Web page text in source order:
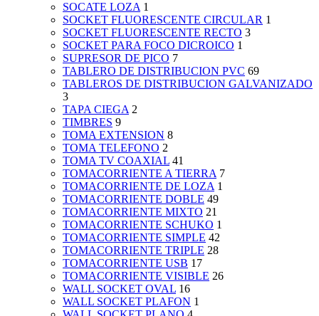
SOCATE LOZA 1
SOCKET FLUORESCENTE CIRCULAR 1
SOCKET FLUORESCENTE RECTO 3
SOCKET PARA FOCO DICROICO 1
SUPRESOR DE PICO 7
TABLERO DE DISTRIBUCION PVC 69
TABLEROS DE DISTRIBUCION GALVANIZADO
3
TAPA CIEGA 2
TIMBRES 9
TOMA EXTENSION 8
TOMA TELEFONO 2
TOMA TV COAXIAL 41
TOMACORRIENTE A TIERRA 7
TOMACORRIENTE DE LOZA 1
TOMACORRIENTE DOBLE 49
TOMACORRIENTE MIXTO 21
TOMACORRIENTE SCHUKO 1
TOMACORRIENTE SIMPLE 42
TOMACORRIENTE TRIPLE 28
TOMACORRIENTE USB 17
TOMACORRIENTE VISIBLE 26
WALL SOCKET OVAL 16
WALL SOCKET PLAFON 1